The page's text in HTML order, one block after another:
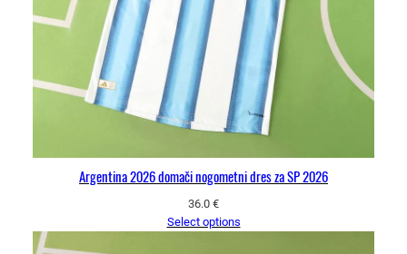
Argentina 2026 domači nogometni dres za SP 2026
36.0 €
Select options